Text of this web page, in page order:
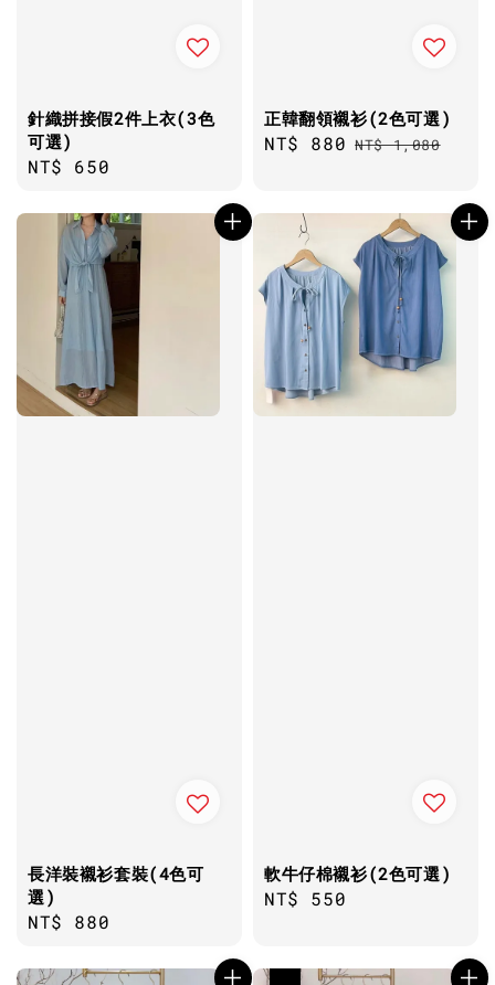
針織拼接假2件上衣(3色
可選)
Regular
NT$ 650
正韓翻領襯衫(2色可選)
Sale
NT$ 880 Regular
NT$ 1,080
長洋裝襯衫套裝(4色可
選)
Regular
NT$ 880
軟牛仔棉襯衫(2色可選)
Regular
NT$ 550